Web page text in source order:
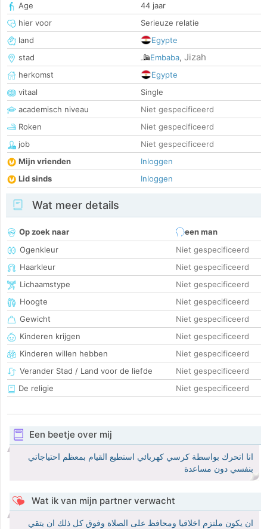
Age
44 jaar
hier voor
Serieuze relatie
land
Egypte
stad
Embaba, Jizah
herkomst
Egypte
vitaal
Single
academisch niveau
Niet gespecificeerd
Roken
Niet gespecificeerd
job
Niet gespecificeerd
Mijn vrienden
Inloggen
Lid sinds
Inloggen
Wat meer details
Op zoek naar
een man
Ogenkleur
Niet gespecificeerd
Haarkleur
Niet gespecificeerd
Lichaamstype
Niet gespecificeerd
Hoogte
Niet gespecificeerd
Gewicht
Niet gespecificeerd
Kinderen krijgen
Niet gespecificeerd
Kinderen willen hebben
Niet gespecificeerd
Verander Stad / Land voor de liefde
Niet gespecificeerd
De religie
Niet gespecificeerd
Een beetje over mij
انا اتحرك بواسطة كرسي كهربائي استطيع القيام بمعظم احتياجاتي
بنفسي دون مساعدة
Wat ik van mijn partner verwacht
ان يكون ملتزم اخلاقيا ومحافظ على الصلاة وفوق كل ذلك ان يتقي